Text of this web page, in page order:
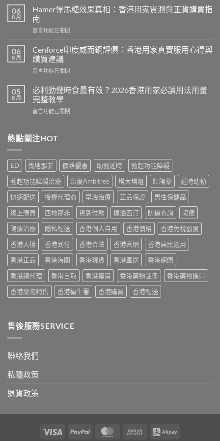
利
士
副
作
有
哪
些？
Cialis
見
副
用
說
安
全
服
用
指
南〉
中
06
8 月
Hamer悍馬糖效果真相：香港用家實測與正貨購買指
南
在
悍
馬
糖
效
真
相：
香
港
實
正
貨
購
買
指
南〉
中
留言功能已關閉
06
8 月
Cenforce印度威而鋼評價：香港用家真實服用心得與
購買建議
在
印
度
威
而
價：
用
家
真
實
服
用
心
得
與
購
買
建
議〉
中
留言功能已關閉
05
8 月
必利勁幾時食最有效？2026香港用家必讀用法用量
完整教學
在
勁
幾
食
最
有
效？
2026
香
港
用
家
必
讀
用
法
用
量
完
整
留言功能已關閉
熱點關注HOT
ED 伐地那非 價格優惠 助勃延時
勃起功能障礙
勃起功能障礙治療
印度Ambitree 增大增粗 壯陽藥
延時助勃
快速配送
授權代理商 早洩治療 正品保證
男性保健品
線上購買
西地那非 貨到付款 達泊西汀 防偽查詢
陽痿
陽痿治療
隱私配送 香港個人自用 香港價格
香港免稅額度
香港入境
香港到付 香港合法 香港官網
香港居民適用
香港正品
香港海關 香港現貨 香港直送
香港網購
香港總代理
香港自取 香港藥房 香港藥物註冊
香港藥物進口
香港藥物銷售
香港衛生署 香港購買 香港配送
售後服務SERVICE
聯絡我們
私隱政策
退貨政策
Visa PayPal MasterCardCash
Alipay